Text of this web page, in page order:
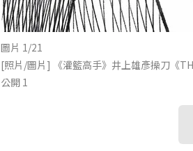
圖片 1/21
[照片/圖片] 《灌籃高手》井上雄彥操刀《
公開 1